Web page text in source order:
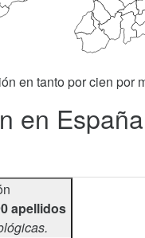
en tanto por cien
en
apellidos